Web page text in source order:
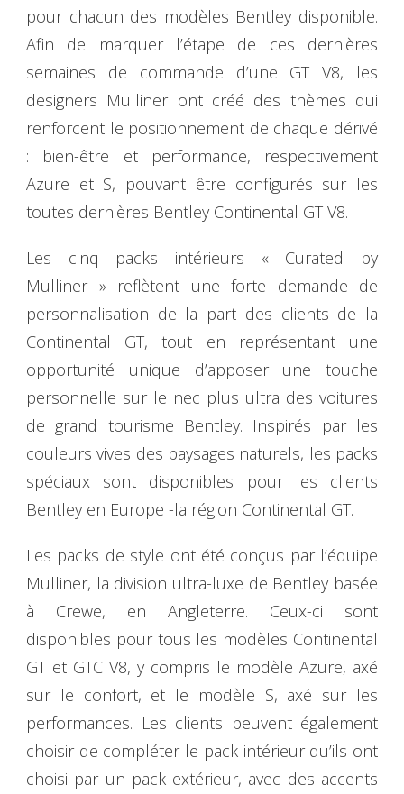
pour chacun des modèles Bentley disponible.
Afin de marquer l’étape de ces dernières
semaines de commande d’une GT V8, les
designers Mulliner ont créé des thèmes qui
renforcent le positionnement de chaque dérivé
: bien-être et performance, respectivement
Azure et S, pouvant être configurés sur les
toutes dernières Bentley Continental GT V8.
Les cinq packs intérieurs « Curated by
Mulliner » reflètent une forte demande de
personnalisation de la part des clients de la
Continental GT, tout en représentant une
opportunité unique d’apposer une touche
personnelle sur le nec plus ultra des voitures
de grand tourisme Bentley. Inspirés par les
couleurs vives des paysages naturels, les packs
spéciaux sont disponibles pour les clients
Bentley en Europe -la région Continental GT.
Les packs de style ont été conçus par l’équipe
Mulliner, la division ultra-luxe de Bentley basée
à Crewe, en Angleterre. Ceux-ci sont
disponibles pour tous les modèles Continental
GT et GTC V8, y compris le modèle Azure, axé
sur le confort, et le modèle S, axé sur les
performances. Les clients peuvent également
choisir de compléter le pack intérieur qu’ils ont
choisi par un pack extérieur, avec des accents